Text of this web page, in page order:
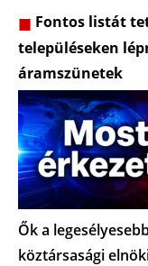
Fontos listát
településeken
áramszünetek
Ők a
köztársasági